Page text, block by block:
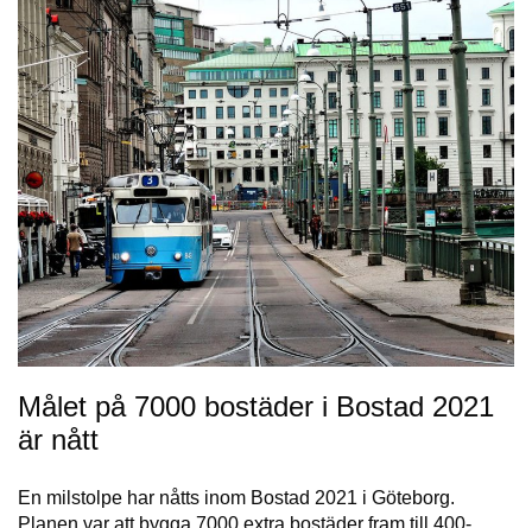
Målet på 7000 bostäder i Bostad 2021
är nått
En milstolpe har nåtts inom Bostad 2021 i Göteborg.
Planen var att bygga 7000 extra bostäder fram till 400-